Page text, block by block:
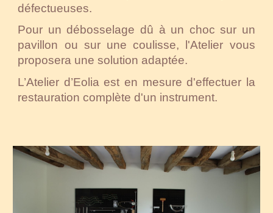
défectueuses.
Pour un débosselage dû à un choc sur un
pavillon ou sur une coulisse, l'Atelier vous
proposera une solution adaptée.
L’Atelier d’Eolia est en mesure d'effectuer la
restauration complète d'un instrument.